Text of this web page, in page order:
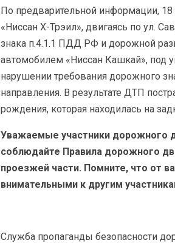
По предварительной информации,
«Ниссан Х-Трэил», двигаясь по ул.
знака п.4.1.1 ПДД РФ и дорожной
автомобилем «Ниссан Кашкай», под
нарушении требования дорожного
направления. В результате ДТП
рождения, которая находилась на
Уважаемые участники дорожного
соблюдайте Правила дорожного
проезжей части. Помните, что от
внимательными к другим
Служба пропаганды безопасности